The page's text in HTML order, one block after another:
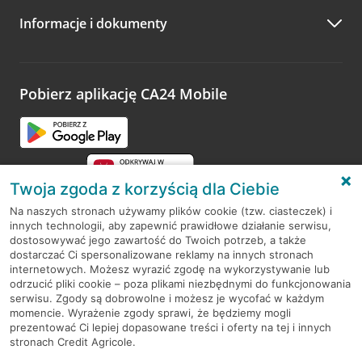
Zachęcamy do podzielenia się z nami opinią o wizycie.
opinie.
Informacje i dokumenty
Pobierz aplikację CA24 Mobile
RODO
Regulamin serwisu
Mapa serwisu
PolitykaCookies
Twoja zgoda z korzyścią dla Ciebie
Na naszych stronach używamy plików cookie (tzw. ciasteczek) i
innych technologii, aby zapewnić prawidłowe działanie serwisu,
dostosowywać jego zawartość do Twoich potrzeb, a także
dostarczać Ci spersonalizowane reklamy na innych stronach
internetowych. Możesz wyrazić zgodę na wykorzystywanie lub
odrzucić pliki cookie – poza plikami niezbędnymi do funkcjonowania
serwisu. Zgody są dobrowolne i możesz je wycofać w każdym
momencie. Wyrażenie zgody sprawi, że będziemy mogli
prezentować Ci lepiej dopasowane treści i oferty na tej i innych
stronach Credit Agricole.